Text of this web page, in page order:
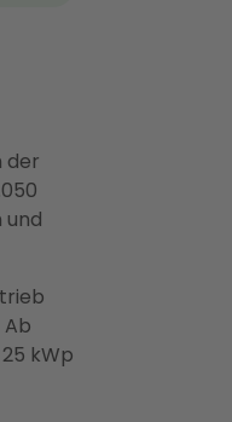
der
und
kWp